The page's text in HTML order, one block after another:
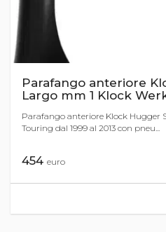
Parafango anteriore
Largo mm 1 Klock
Parafango anteriore Klock Hugger
Touring dal 1999 al 2013 con pneu...
454 euro